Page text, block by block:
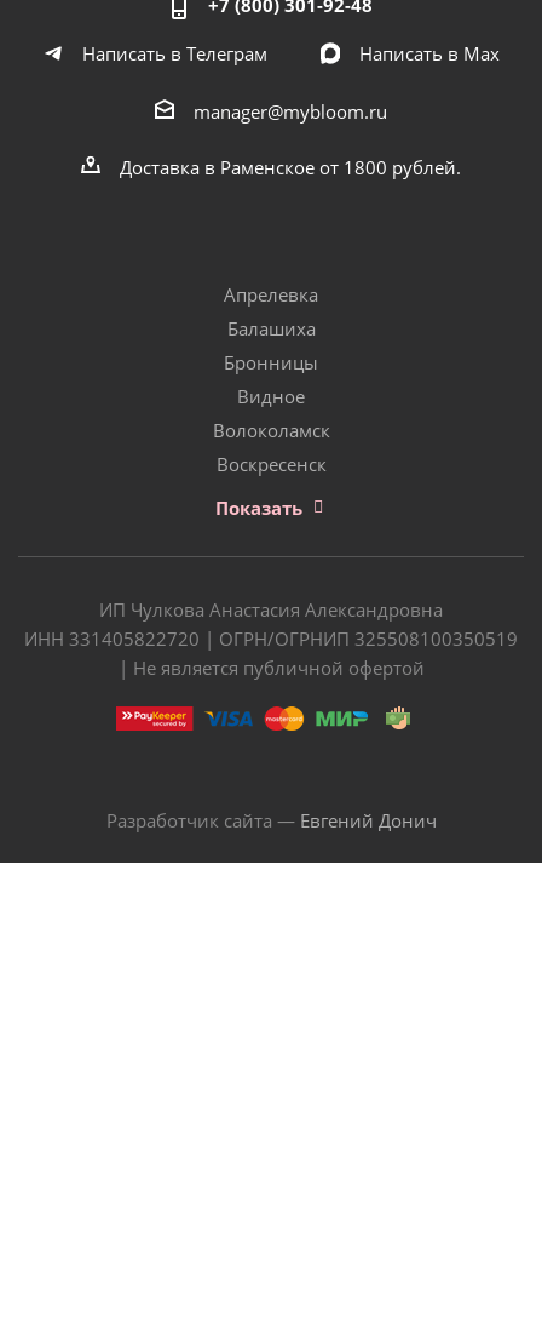
Написать в Телеграм
Написать в Мах
manager@mybloom.ru
Доставка в Раменское от 1800 рублей.
Апрелевка
Балашиха
Бронницы
Видное
Волоколамск
Воскресенск
Показать
ИП Чулкова Анастасия Александровна
ИНН 331405822720 | ОГРН/ОГРНИП 325508100350519
| Не является публичной офертой
Разработчик сайта — Евгений Донич